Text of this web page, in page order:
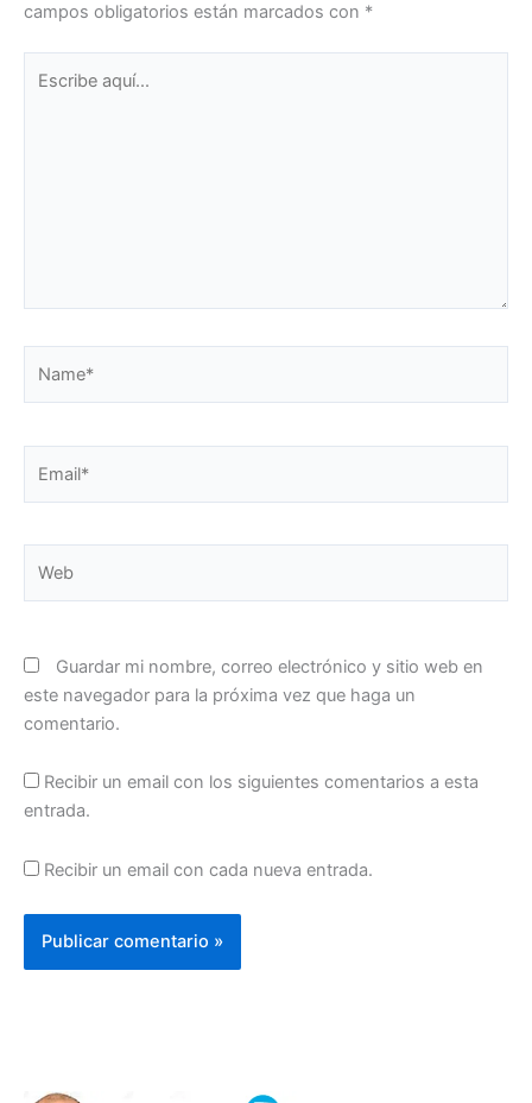
campos obligatorios están marcados con *
aquí...
Guardar mi nombre, correo electrónico y sitio web en
este navegador para la próxima vez que haga un
comentario.
Recibir un email con los siguientes comentarios a esta
entrada.
Recibir un email con cada nueva entrada.